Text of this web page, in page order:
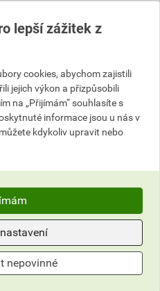
515,94Kč
cena za ks s DPH
lepší zážitek z
cookies, abychom zajistili
jejich výkon a přizpůsobili
na „Přijímám“ souhlasíte s
informace jsou u nás v
kdykoliv upravit nebo
nepovinné